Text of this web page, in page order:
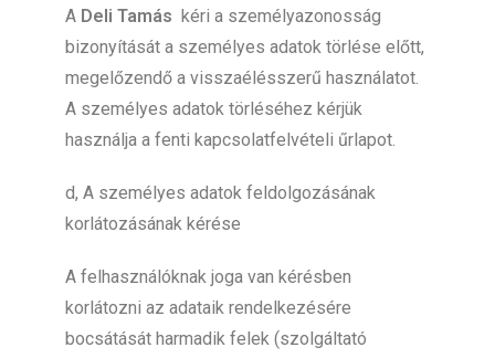
A Deli Tamás kéri a személyazonosság
bizonyítását a személyes adatok törlése előtt,
megelőzendő a visszaélésszerű használatot.
A személyes adatok törléséhez kérjük
használja a fenti kapcsolatfelvételi űrlapot.
d, A személyes adatok feldolgozásának
korlátozásának kérése
A felhasználóknak joga van kérésben
korlátozni az adataik rendelkezésére
bocsátását harmadik felek (szolgáltató